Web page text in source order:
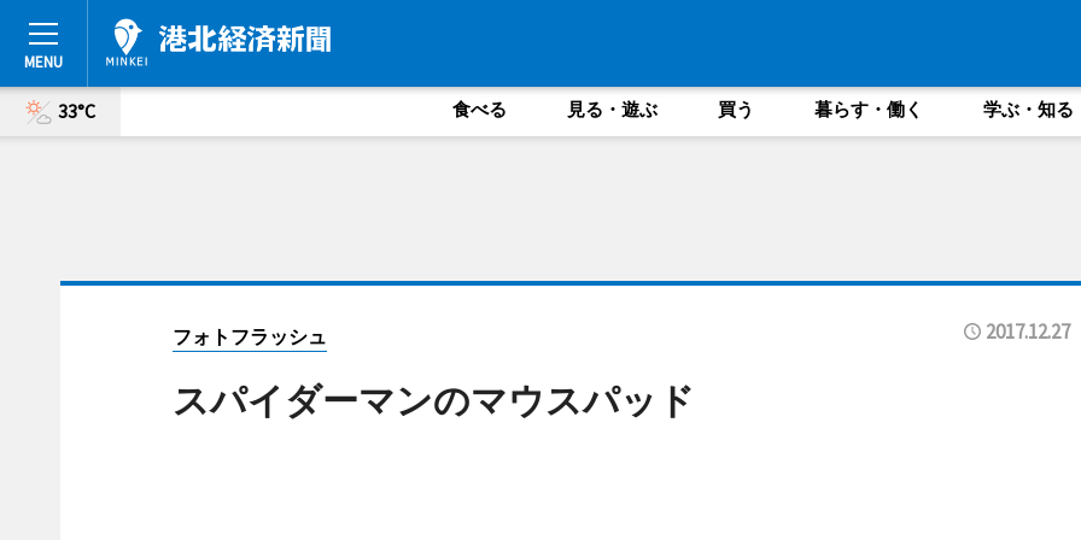
33°C 食べる 見る・遊ぶ 買う 暮らす・働く 学ぶ・知る
フォトフラッシュ 2017.12.27
スパイダーマンのマウスパッド